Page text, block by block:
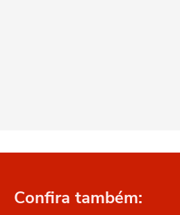
Confira também: